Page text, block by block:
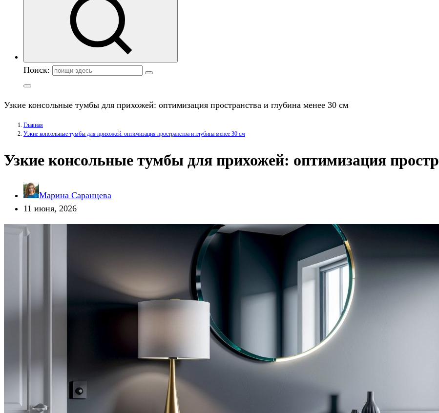
Поиск:
Узкие консольные тумбы для прихожей: оптимизация пространства и глубина менее 30 см
Главная
Узкие консольные тумбы для прихожей: оптимизация пространства и глубина менее 30 см
Узкие консольные тумбы для прихожей: оптимизация
Марина Саранцева
11 июня, 2026